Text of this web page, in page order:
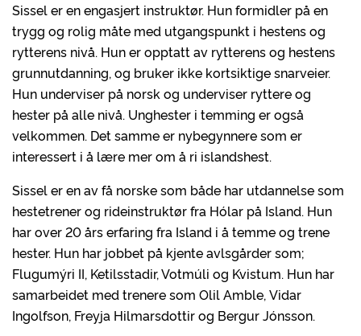
Sissel er en engasjert instruktør. Hun formidler på en
trygg og rolig måte med utgangspunkt i hestens og
rytterens nivå. Hun er opptatt av rytterens og hestens
grunnutdanning, og bruker ikke kortsiktige snarveier.
Hun underviser på norsk og underviser ryttere og
hester på alle nivå. Unghester i temming er også
velkommen. Det samme er nybegynnere som er
interessert i å lære mer om å ri islandshest.
Sissel er en av få norske som både har utdannelse som
hestetrener og rideinstruktør fra Hólar på Island. Hun
har over 20 års erfaring fra Island i å temme og trene
hester. Hun har jobbet på kjente avlsgårder som;
Flugumýri II, Ketilsstadir, Votmúli og Kvistum. Hun har
samarbeidet med trenere som Olil Amble, Vidar
Ingolfson, Freyja Hilmarsdottir og Bergur Jónsson.